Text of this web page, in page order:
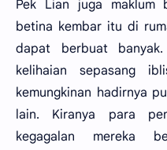
Pek Lian juga maklum
betina kembar itu di
dapat berbuat
kelihaian sepasang
kemungkinan hadirnya
lain. Kiranya para
kegagalan mereka